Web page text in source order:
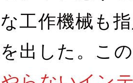
工作機械も
出した。こ